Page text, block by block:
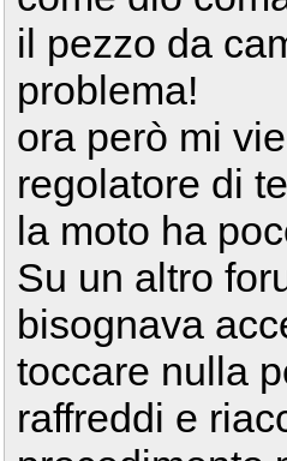
il pezzo da
problema!
ora però mi
regolatore di
la moto ha
Su un altro
bisognava
toccare nulla
raffreddi e